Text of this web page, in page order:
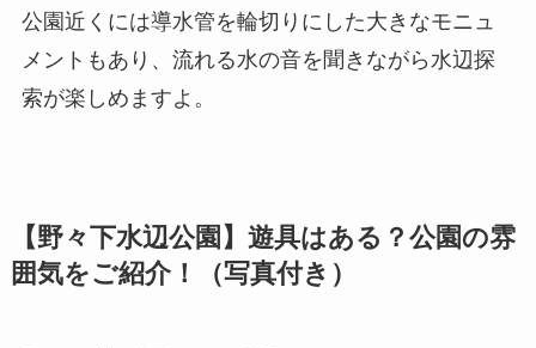
公園近くには導水管を輪切りにした大きなモニュ
メントもあり、流れる水の音を聞きながら水辺探
索が楽しめますよ。
【野々下水辺公園】遊具はある？公園の雰
囲気をご紹介！（写真付き）